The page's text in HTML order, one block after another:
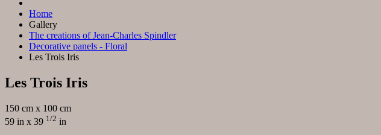
Home
Gallery
The creations of Jean-Charles Spindler
Decorative panels - Floral
Les Trois Iris
Les Trois Iris
150 cm x 100 cm
59 in x 39 1/2 in